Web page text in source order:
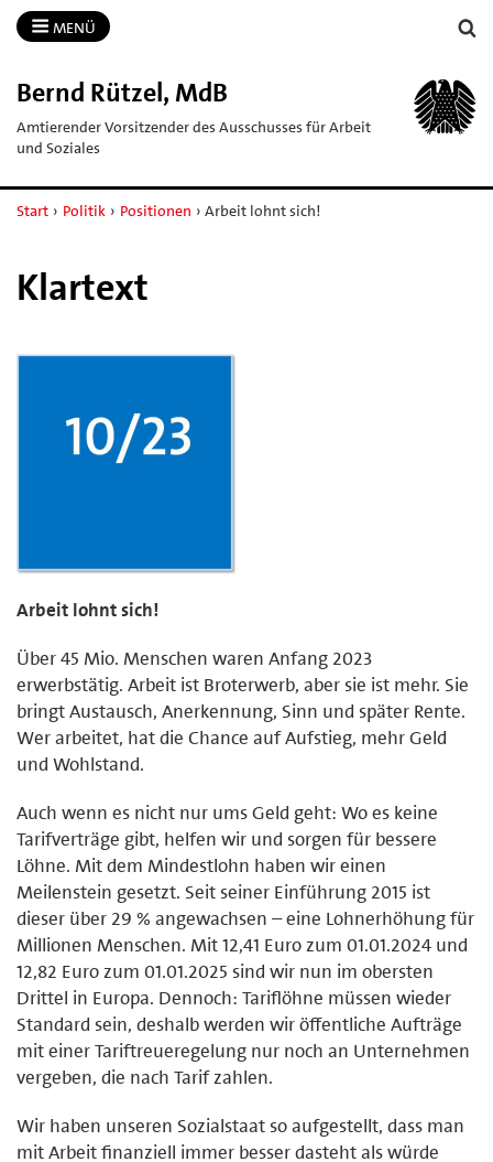
MENÜ
Bernd Rützel, MdB
Amtierender Vorsitzender des Ausschusses für Arbeit
und Soziales
Start › Politik › Positionen › Arbeit lohnt sich!
Klartext
Arbeit lohnt sich!
Über 45 Mio. Menschen waren Anfang 2023
erwerbstätig. Arbeit ist Broterwerb, aber sie ist mehr. Sie
bringt Austausch, Anerkennung, Sinn und später Rente.
Wer arbeitet, hat die Chance auf Aufstieg, mehr Geld
und Wohlstand.
Auch wenn es nicht nur ums Geld geht: Wo es keine
Tarifverträge gibt, helfen wir und sorgen für bessere
Löhne. Mit dem Mindestlohn haben wir einen
Meilenstein gesetzt. Seit seiner Einführung 2015 ist
dieser über 29 % angewachsen – eine Lohnerhöhung für
Millionen Menschen. Mit 12,41 Euro zum 01.01.2024 und
12,82 Euro zum 01.01.2025 sind wir nun im obersten
Drittel in Europa. Dennoch: Tariflöhne müssen wieder
Standard sein, deshalb werden wir öffentliche Aufträge
mit einer Tariftreueregelung nur noch an Unternehmen
vergeben, die nach Tarif zahlen.
Wir haben unseren Sozialstaat so aufgestellt, dass man
mit Arbeit finanziell immer besser dasteht als würde